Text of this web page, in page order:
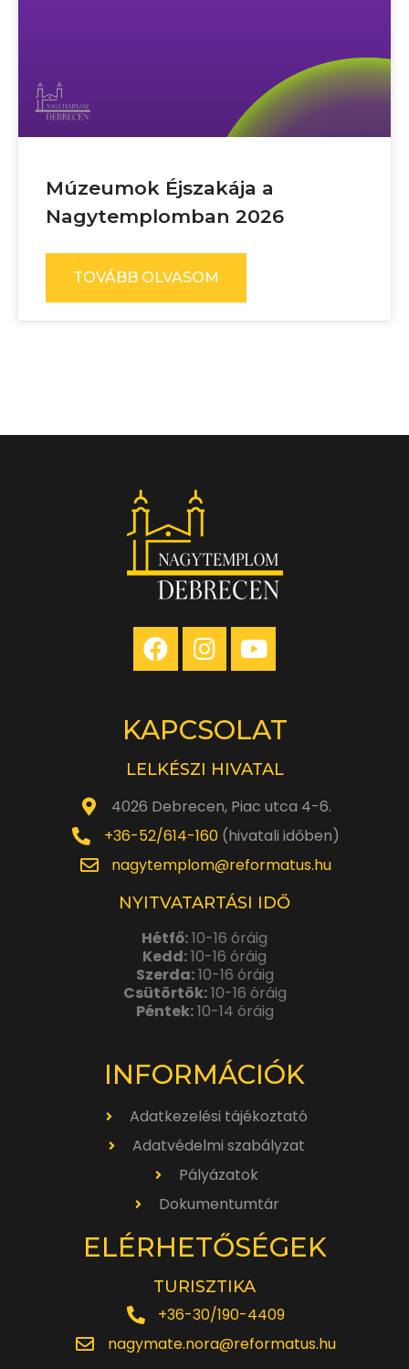
Múzeumok Éjszakája a
Nagytemplomban 2026
TOVÁBB OLVASOM
KAPCSOLAT
LELKÉSZI HIVATAL
4026 Debrecen, Piac utca 4-6.
+36-52/614-160(hivatali időben)
nagytemplom@reformatus.hu
NYITVATARTÁSI IDŐ
Hétfő:10-16 óráig
Kedd:10-16 óráig
Szerda:10-16 óráig
Csütörtök:10-16 óráig
Péntek:10-14 óráig
INFORMÁCIÓK
Adatkezelési tájékoztató
Adatvédelmi szabályzat
Pályázatok
Dokumentumtár
ELÉRHETŐSÉGEK
TURISZTIKA
+36-30/190-4409
nagymate.nora@reformatus.hu